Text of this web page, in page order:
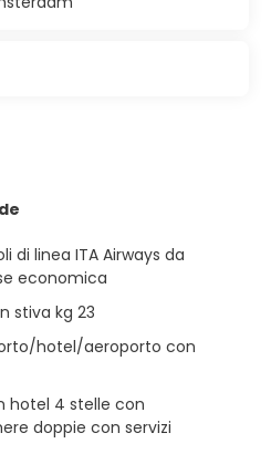
di linea ITA Airways da
economica
stiva kg 23
hotel/aeroporto con
hotel 4 stelle con
doppie con servizi